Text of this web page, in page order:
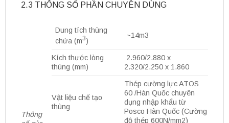
2.3 THÔNG SỐ PHẦN CHUYÊN DÙNG
Thông
Dung tích thùng
chứa (m3)
~14m3
Kích thước lòng
thùng (mm)
2.960/2.880 x
2.320/2.250 x 1.860
Vật liệu chế tạo
thùng
Thép cường lực ATOS
60 /Hàn Quốc chuyên
dụng nhập khẩu từ
Posco Hàn Quốc (Cường
độ thép 600N/mm2)